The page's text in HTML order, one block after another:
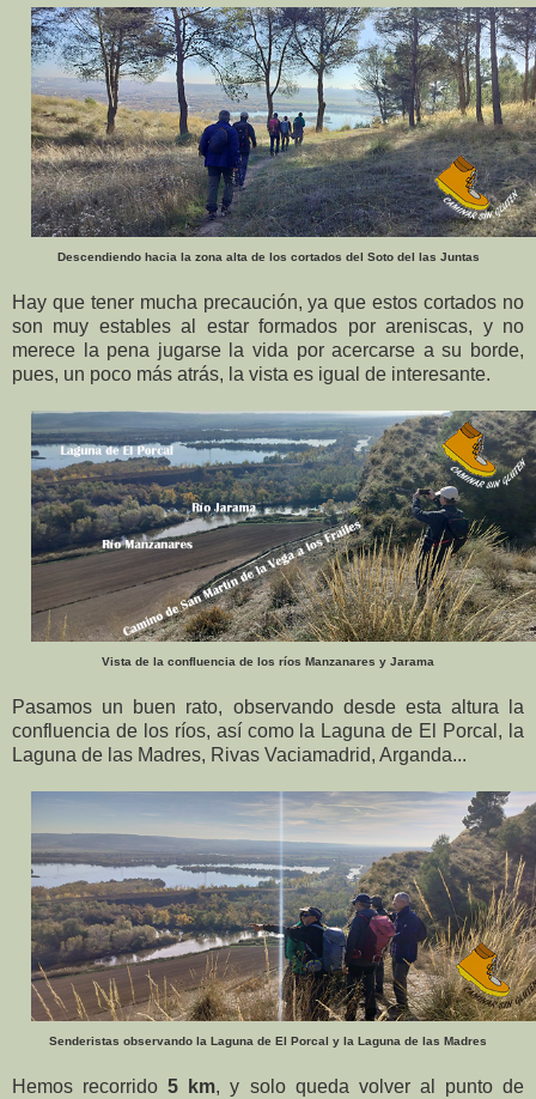
Descendiendo hacia la zona alta de los cortados del Soto del las Juntas
Hay que tener mucha precaución, ya que estos cortados no
son muy estables al estar formados por areniscas, y no
merece la pena jugarse la vida por acercarse a su borde,
pues, un poco más atrás, la vista es igual de interesante.
Vista de la confluencia de los ríos Manzanares y Jarama
Pasamos un buen rato, observando desde esta altura la
confluencia de los ríos, así como la Laguna de El Porcal, la
Laguna de las Madres, Rivas Vaciamadrid, Arganda...
Senderistas observando la Laguna de El Porcal y la Laguna de las Madres
Hemos recorrido5 km, y solo queda volver al punto de